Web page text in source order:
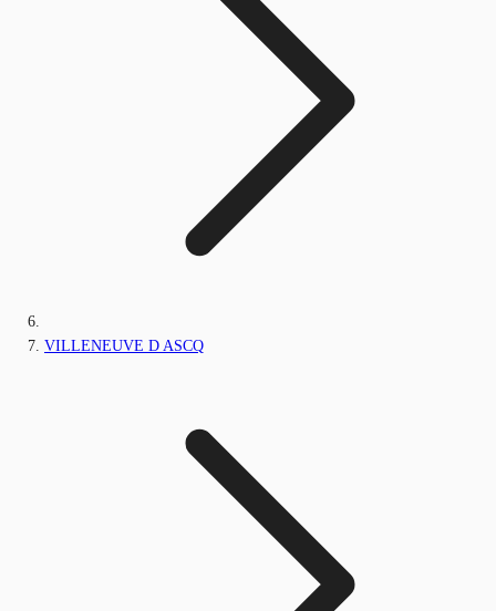
VILLENEUVE D ASCQ